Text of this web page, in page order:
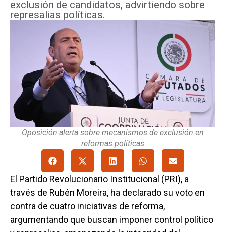
exclusión de candidatos, advirtiendo sobre
represalias políticas.
Oposición alerta sobre mecanismos de exclusión en
reformas políticas
El Partido Revolucionario Institucional (PRI), a
través de Rubén Moreira, ha declarado su voto en
contra de cuatro iniciativas de reforma,
argumentando que buscan imponer control político